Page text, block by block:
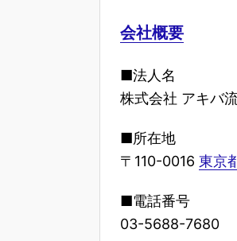
会社概要
■法人名
株式会社 アキバ
■所在地
〒110-0016 東京
■電話番号
03-5688-7680